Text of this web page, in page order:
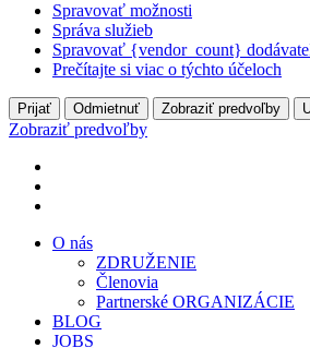
Spravovať možnosti
Správa služieb
Spravovať {vendor_count}
Prečítajte si viac o týchto účeloch
Prijať Odmietnuť Zobraziť predvoľby
Zobraziť predvoľby
O nás
ZDRUŽENIE
Členovia
Partnerské ORGANIZÁCIE
BLOG
JOBS